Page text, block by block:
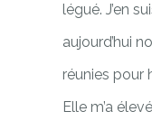
légué. J’en
aujourd’hui
réunies pour
Elle m’a